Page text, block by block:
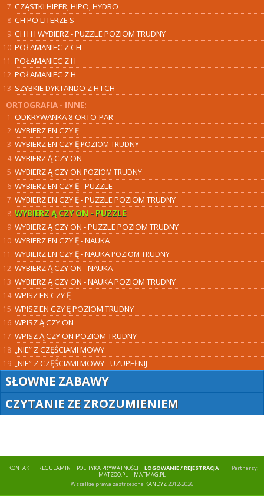
CZĄSTKI HIPER, HIPO, HYDRO
CH PO LITERZE S
CH I H WYBIERZ - PUZZLE POZIOM TRUDNY
POŁAMANIEC Z CH
POŁAMANIEC Z H
POŁAMANIEC Z H
SZYBKIE DYKTANDO Z H I CH
ORTOGRAFIA - INNE:
ODKRYWANKA 8 ORTO-PAR
WYBIERZEN CZY Ę
WYBIERZEN CZY Ę POZIOM TRUDNY
WYBIERZĄ CZY ON
WYBIERZ ĄCZY ON POZIOM TRUDNY
WYBIERZ EN CZY Ę - PUZZLE
WYBIERZ EN CZY Ę - PUZZLE POZIOM TRUDNY
WYBIERZ Ą CZY ON - PUZZLE
WYBIERZ Ą CZY ON - PUZZLE POZIOM TRUDNY
WYBIERZEN CZY Ę- NAUKA
WYBIERZEN CZY Ę- NAUKAPOZIOM TRUDNY
WYBIERZĄ CZY ON - NAUKA
WYBIERZ Ą CZY ON - NAUKA POZIOM TRUDNY
WPISZ EN CZY Ę
WPISZ EN CZY Ę POZIOM TRUDNY
WPISZ Ą CZY ON
WPISZ Ą CZY ON POZIOM TRUDNY
„NIE” Z CZĘŚCIAMI MOWY
„NIE” Z CZĘŚCIAMI MOWY - UZUPEŁNIJ
SŁOWNE ZABAWY
CZYTANIE ZE ZROZUMIENIEM
KONTAKT REGULAMIN POLITYKA PRYWATNOŚCI LOGOWANIE / REJESTRACJA
Partnerzy:
MATZOO.PL
MATMAG.PL
Wszelkie prawa zastrzeżone KANDYZ2012-2026